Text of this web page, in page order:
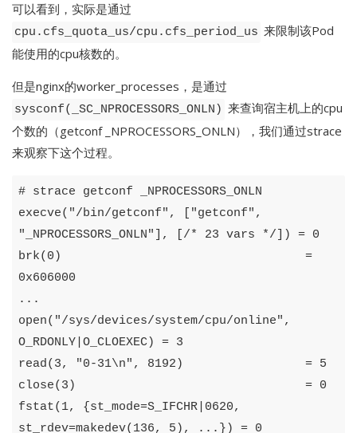
可以看到，实际是通过
cpu.cfs_quota_us/cpu.cfs_period_us 来限制该Pod
能使用的cpu核数的。
但是nginx的worker_processes，是通过
sysconf(_SC_NPROCESSORS_ONLN) 来查询宿主机上的cpu
个数的（getconf _NPROCESSORS_ONLN），我们通过strace
来观察下这个过程。
# strace getconf _NPROCESSORS_ONLN
execve("/bin/getconf", ["getconf",
"_NPROCESSORS_ONLN"], [/* 23 vars */]) = 0
brk(0)                                  =
0x606000
...
open("/sys/devices/system/cpu/online",
O_RDONLY|O_CLOEXEC) = 3
read(3, "0-31\n", 8192)                 = 5
close(3)                                = 0
fstat(1, {st_mode=S_IFCHR|0620,
st_rdev=makedev(136, 5), ...}) = 0